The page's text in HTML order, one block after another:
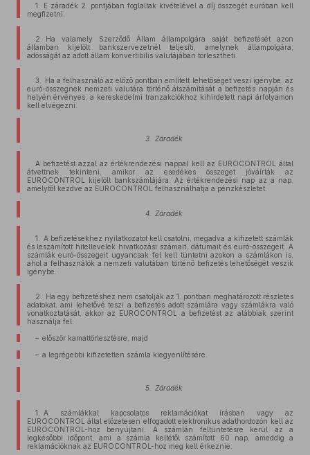
1. E záradék 2. pontjában foglaltak kivételével a díj összegét euróban kell
megfizetni.
2. Ha valamely Szerződő Állam állampolgára saját befizetését azon
államban kijelölt bankszervezetnél teljesíti, amelynek állampolgára,
adósságát az adott állam konvertibilis valutájában törlesztheti.
3. Ha a felhasználó az előző pontban említett lehetőséget veszi igénybe, az
euró-összegnek nemzeti valutára történő átszámítását a befizetés napján és
helyén érvényes, a kereskedelmi tranzakciókhoz kihirdetett napi árfolyamon
kell elvégezni.
3. Záradék
A befizetést azzal az értékrendezési nappal kell az EUROCONTROL által
átvettnek tekinteni, amikor az esedékes összeget jóváírták az
EUROCONTROL kijelölt bankszámlájára. Az értékrendezési nap az a nap,
amelytől kezdve az EUROCONTROL felhasználhatja a pénzkészletet.
4. Záradék
1. A befizetésekhez nyilatkozatot kell csatolni, megadva a kifizetett számlák
és leszámított hitellevelek hivatkozási számait, dátumait és euró-összegeit. A
számlák euró-összegeit ugyancsak fel kell tüntetni azokon a számlákon is,
ahol a felhasználók a nemzeti valutában történő befizetés lehetőségét veszik
igénybe.
2. Ha egy befizetéshez nem csatolják az 1. pontban meghatározott részletes
adatokat, ami lehetővé teszi a befizetés adott számlára vagy számlákra való
vonatkoztatását, akkor az EUROCONTROL a befizetést az alábbiak szerint
használja fel:
– először kamattörlesztésre, majd
– a legrégebbi kifizetetlen számla kiegyenlítésére.
5. Záradék
1. A számlákkal kapcsolatos reklamációkat írásban vagy az
EUROCONTROL által előzetesen elfogadott elektronikus adathordozón kell az
EUROCONTROL-hoz benyújtani. A számlán feltüntetésre kerül az a
legkésőbbi időpont, ami a számla keltétől számított 60 nap, ameddig a
reklamációknak az EUROCONTROL-hoz meg kell érkeznie.